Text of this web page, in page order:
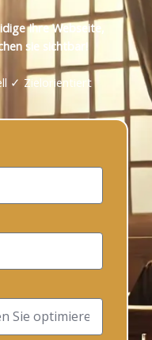
Ihre Webseite,
sie sichtbar!
✓ Zielorientiert